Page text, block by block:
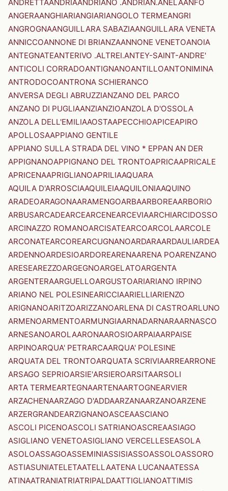
ANDRETTAANDRIAANDRIANO .ANDRIAN.ANELAANFO
ANGERAANGHIARIANGIARIANGOLO TERMEANGRI
ANGROGNAANGUILLARA SABAZIAANGUILLARA VENETA
ANNICCOANNONE DI BRIANZAANNONE VENETOANOIA
ANTEGNATEANTERIVO .ALTREI.ANTEY-SAINT-ANDRE'
ANTICOLI CORRADOANTIGNANOANTILLOANTONIMINA
ANTRODOCOANTRONA SCHIERANCO
ANVERSA DEGLI ABRUZZIANZANO DEL PARCO
ANZANO DI PUGLIAANZIANZIOANZOLA D'OSSOLA
ANZOLA DELL'EMILIAAOSTAAPECCHIOAPICEAPIRO
APOLLOSAAPPIANO GENTILE
APPIANO SULLA STRADA DEL VINO * EPPAN AN DER
APPIGNANOAPPIGNANO DEL TRONTOAPRICAAPRICALE
APRICENAAPRIGLIANOAPRILIAAQUARA
AQUILA D'ARROSCIAAQUILEIAAQUILONIAAQUINO
ARADEOARAGONAARAMENGOARBAARBOREAARBORIO
ARBUSARCADEARCEARCENEARCEVIAARCHIARCIDOSSO
ARCINAZZO ROMANOARCISATEARCOARCOLAARCOLE
ARCONATEARCOREARCUGNANOARDARAARDAULIARDEA
ARDENNOARDESIOARDOREARENAARENA POARENZANO
ARESEAREZZOARGEGNOARGELATOARGENTA
ARGENTERAARGUELLOARGUSTOARIARIANO IRPINO
ARIANO NEL POLESINEARICCIAARIELLIARIENZO
ARIGNANOARITZOARIZZANOARLENA DI CASTROARLUNO
ARMENOARMENTOARMUNGIAARNADARNARAARNASCO
ARNESANOAROLAARONAAROSIOARPAIAARPAISE
ARPINOARQUA' PETRARCAARQUA' POLESINE
ARQUATA DEL TRONTOARQUATA SCRIVIAARREARRONE
ARSAGO SEPRIOARSIE'ARSIEROARSITAARSOLI
ARTA TERMEARTEGNAARTENAARTOGNEARVIER
ARZACHENAARZAGO D'ADDAARZANAARZANOARZENE
ARZERGRANDEARZIGNANOASCEAASCIANO
ASCOLI PICENOASCOLI SATRIANOASCREAASIAGO
ASIGLIANO VENETOASIGLIANO VERCELLESEASOLA
ASOLOASSAGOASSEMINIASSISIASSOASSOLOASSORO
ASTIASUNIATELETAATELLAATENA LUCANAATESSA
ATINAATRANIATRIATRIPALDAATTIGLIANOATTIMIS